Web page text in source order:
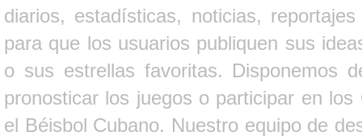
diarios, estadísticas, noticias,
para que los usuarios publiquen sus
o sus estrellas favoritas. Disponemos
pronosticar los juegos o participar en
el Béisbol Cubano. Nuestro equipo de